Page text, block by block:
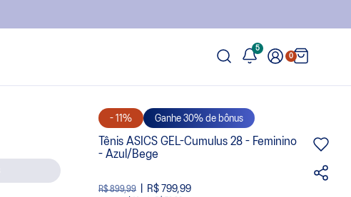
5
0
- 11% Ganhe 30% de bônus
Tênis ASICS GEL-Cumulus 28 - Feminino
- Azul/Bege
R$ 899,99 R$ 799,99